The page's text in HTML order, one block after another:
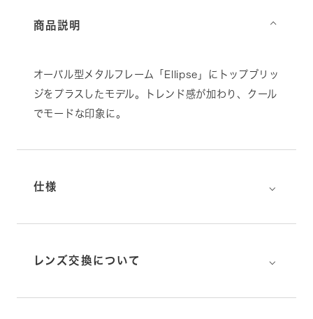
商品説明 ⌵
オーバル型メタルフレーム「Ellipse」にトップブリッ
ジをプラスしたモデル。トレンド感が加わり、クール
でモードな印象に。
仕様 ⌵
レンズ交換について ⌵